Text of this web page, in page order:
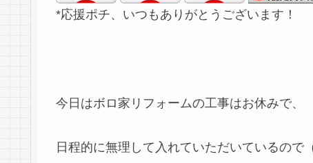
*応援ポチ、いつもありがとうございます！
今日はボロ家リフォームの工事はお休みで、
日程的に無理して入れていただいているので